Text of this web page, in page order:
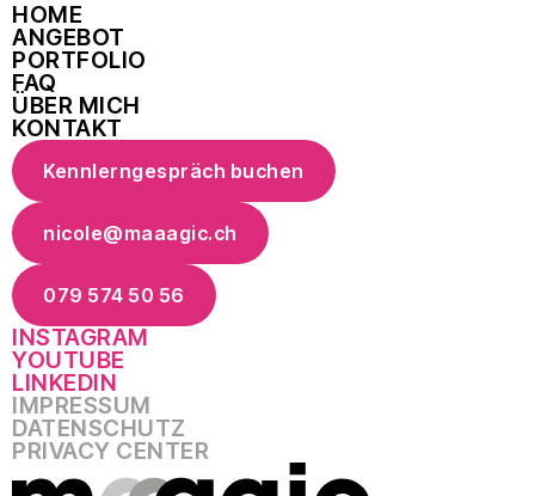
HOME
ANGEBOT
PORTFOLIO
FAQ
ÜBER MICH
KONTAKT
Kennlerngespräch buchen
nicole@maaagic.ch
079 574 50 56
INSTAGRAM
YOUTUBE
LINKEDIN
IMPRESSUM
DATENSCHUTZ
PRIVACY CENTER